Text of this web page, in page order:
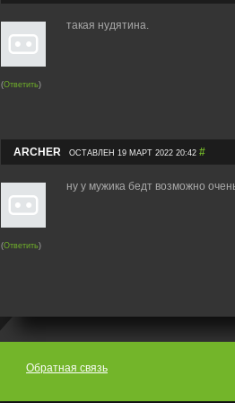
такая нудятина.
(Ответить)
ARCHER ОСТАВЛЕН 19 МАРТ 2022 20:42 #
ну у мужика бедт возможно
(Ответить)
Обратная связь